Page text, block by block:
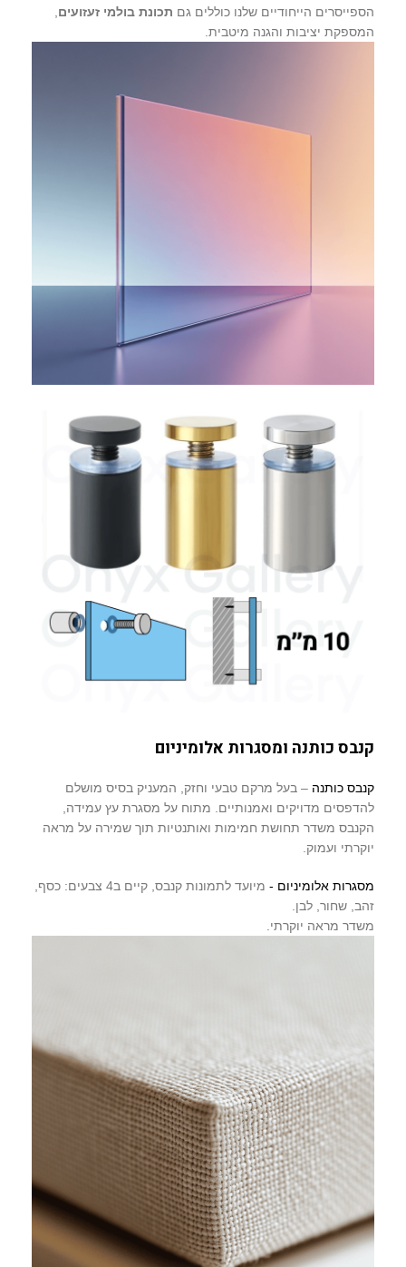
הספייסרים הייחודיים שלנו כוללים גם תכונת בולמי זעזועים
המספקת יציבות והגנה מיטבית.
קנבס כותנה ומסגרות אלומיניום
קנבס כותנה – בעל מרקם טבעי וחזק, המעניק בסיס מושלם
להדפסים מדויקים ואמנותיים. מתוח על מסגרת עץ עמידה,
הקנבס משדר תחושת חמימות ואותנטיות תוך שמירה על מראה
יוקרתי ועמוק.
מסגרות אלומיניום -
מיועד לתמונות קנבס, קיים ב4 צבעים: כסף,
זהב, שחור, לבן.
משדר מראה יוקרתי.